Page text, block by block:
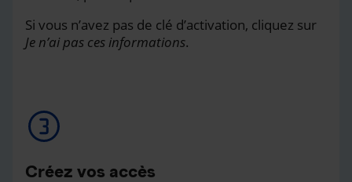
Si vous n’avez pas de clé d’activation, cliquez sur
Je n’ai pas ces informations.
Créez vos accès